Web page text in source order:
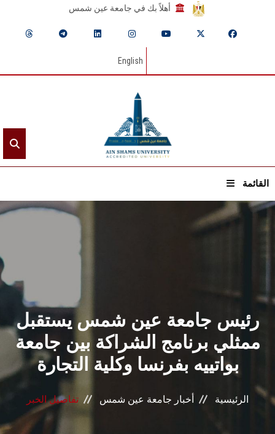
أهلاً بك في جامعة عين شمس
English
القائمة
الرئيسيـة
القطاعـات
الشئون الأكاديمية
البحث العلمي
المراكز والوحدات
رئيس جامعة عين شمس يستقبل
ممثلي برنامج الشراكة بين جامعة
بواتييه بفرنسا وكلية التجارة
الرئيسية أخبار جامعة عين شمس تفاصيل الخبر